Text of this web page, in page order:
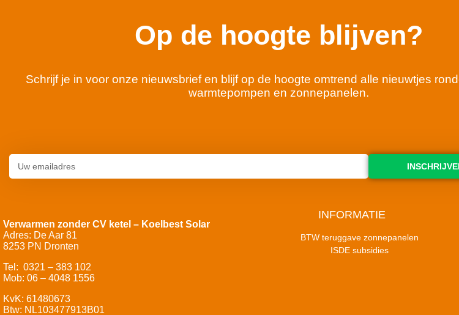
Op de hoogte blijven?
Schrijf je in voor onze nieuwsbrief en blijf op de hoogte omtrend alle nieuwtjes
warmtepompen en zonnepanelen.
Verwarmen zonder CV ketel – Koelbest Solar
Adres: De Aar 81
8253 PN Dronten
Tel: 0321 – 383 102
Mob: 06 – 4048 1556
KvK: 61480673
Btw: NL103477913B01
INFORMATIE
BTW teruggave zonnepanelen
ISDE subsidies